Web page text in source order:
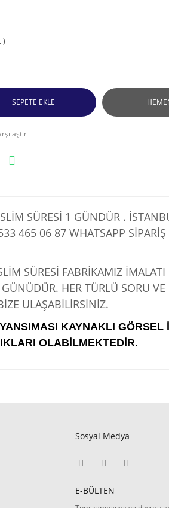
)
SEPETE EKLE
SÜRESİ 1 GÜNDÜR .
465 06 87 WHATSAPP SİPARİŞ
SÜRESİ FABRİKAMIZ İMALATI
HER TÜRLÜ SORU VE
ULAŞABİLİRSİNİZ.
KAYNAKLI GÖRSEL
OLABİLMEKTEDİR.
Sosyal Medya
E-BÜLTEN